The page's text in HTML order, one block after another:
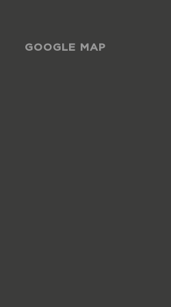
GOOGLE MAP